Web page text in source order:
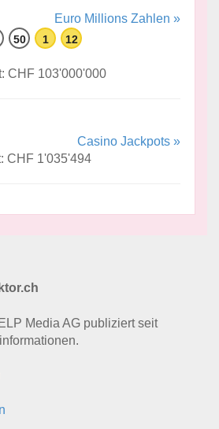
Euro Millions Zahlen »
50 1 12
CHF 103'000'000
Casino Jackpots »
CHF 1'035'494
Media AG publiziert seit